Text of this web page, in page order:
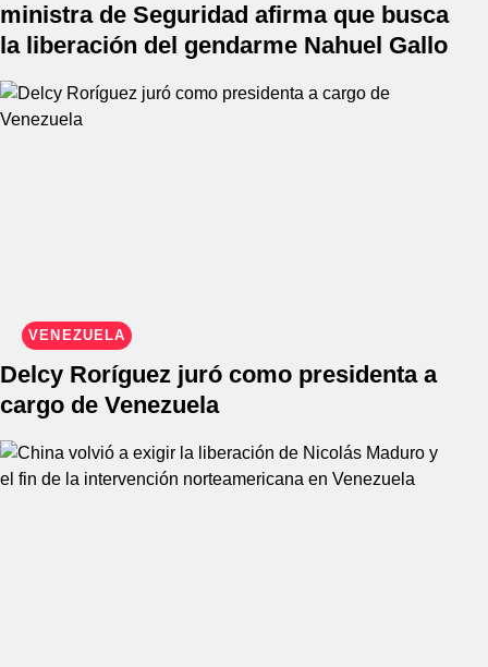
ministra de Seguridad afirma que busca
la liberación del gendarme Nahuel Gallo
VENEZUELA
Delcy Roríguez juró como presidenta a
cargo de Venezuela